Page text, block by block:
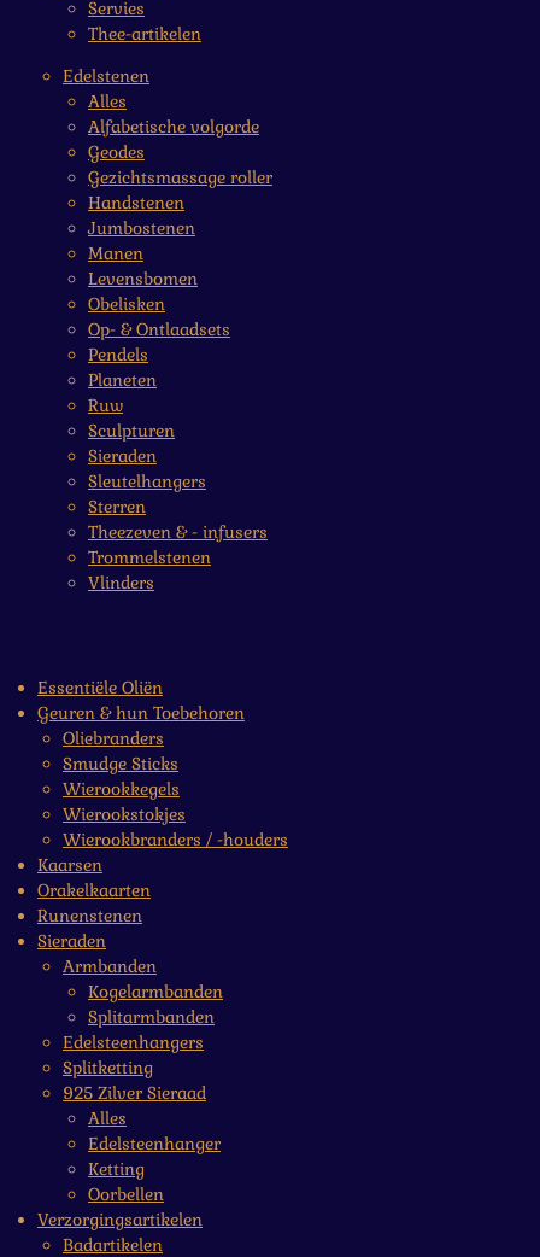
Servies
Thee-artikelen
Edelstenen
Alles
Alfabetische volgorde
Geodes
Gezichtsmassage roller
Handstenen
Jumbostenen
Manen
Levensbomen
Obelisken
Op- & Ontlaadsets
Pendels
Planeten
Ruw
Sculpturen
Sieraden
Sleutelhangers
Sterren
Theezeven & - infusers
Trommelstenen
Vlinders
Essentiële Oliën
Geuren & hun Toebehoren
Oliebranders
Smudge Sticks
Wierookkegels
Wierookstokjes
Wierookbranders / -houders
Kaarsen
Orakelkaarten
Runenstenen
Sieraden
Armbanden
Kogelarmbanden
Splitarmbanden
Edelsteenhangers
Splitketting
925 Zilver Sieraad
Alles
Edelsteenhanger
Ketting
Oorbellen
Verzorgingsartikelen
Badartikelen